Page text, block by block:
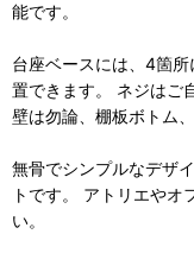
能です。
台座ベースには、4箇
置できます。 ネジはご
壁は勿論、棚板ボトム
無骨でシンプルなデザ
トです。 アトリエやオ
い。